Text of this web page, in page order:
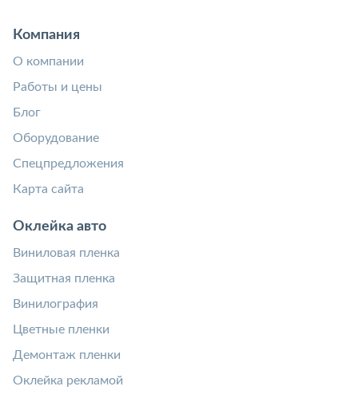
Компания
О компании
Работы и цены
Блог
Оборудование
Спецпредложения
Карта сайта
Оклейка авто
Виниловая пленка
Защитная пленка
Винилография
Цветные пленки
Демонтаж пленки
Оклейка рекламой